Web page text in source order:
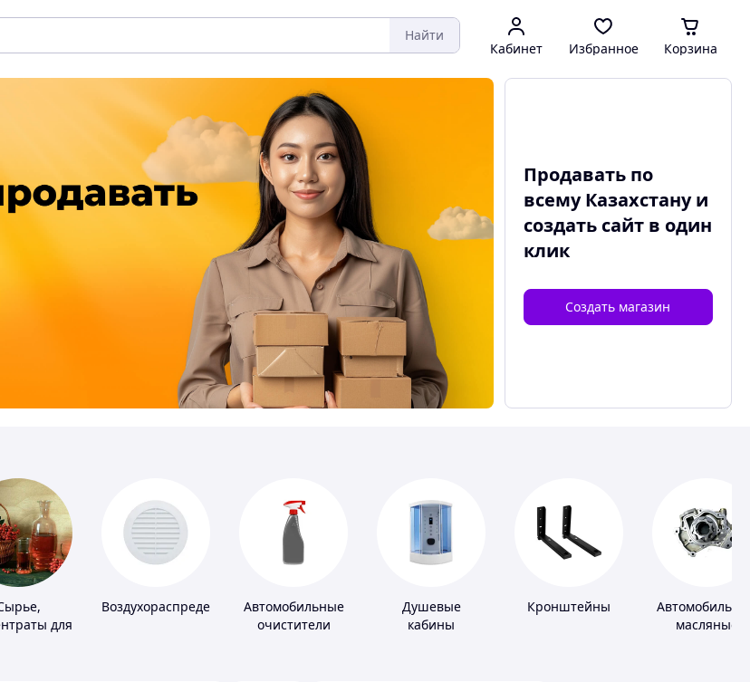
Найти
Кабинет Избранное Корзина
Продавать по
всему Казахстану и
создать сайтв один
клик
Создать магазин
для
ВоздухораспределителиАвтомобильные
очистители
Душевые
кабины
Кронштейны
масляные